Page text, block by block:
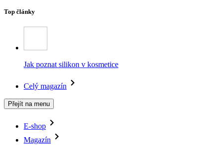
Top články
Jak poznat silikon v kosmetice
Celý magazín
Přejít na menu
E-shop
Magazín